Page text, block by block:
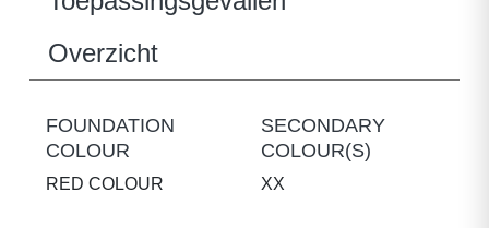
Overzicht
FOUNDATION
COLOUR
RED COLOUR
SECONDARY
COLOUR(S)
XX